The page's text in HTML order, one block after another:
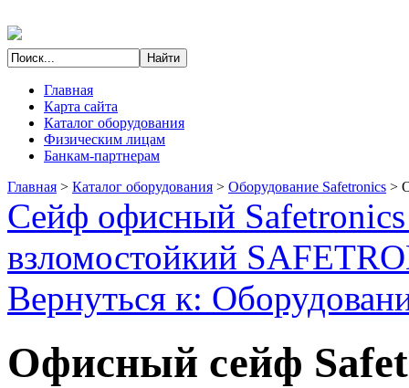
Главная
Карта сайта
Каталог оборудования
Физическим лицам
Банкам-партнерам
Главная > Каталог оборудования > Оборудование Safetronics >
Сейф офисный
взломостойкий
Вернуться к:
Офисный сейф